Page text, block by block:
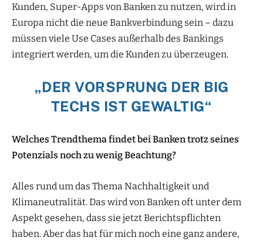
Kunden, Super-Apps von Banken zu nutzen, wird in
Europa nicht die neue Bankverbindung sein – dazu
müssen viele Use Cases außerhalb des Bankings
integriert werden, um die Kunden zu überzeugen.
„DER VORSPRUNG DER BIG
TECHS IST GEWALTIG“
Welches Trendthema findet bei Banken trotz seines
Potenzials noch zu wenig Beachtung?
Alles rund um das Thema Nachhaltigkeit und
Klimaneutralität. Das wird von Banken oft unter dem
Aspekt gesehen, dass sie jetzt Berichtspflichten
haben. Aber das hat für mich noch eine ganz andere,